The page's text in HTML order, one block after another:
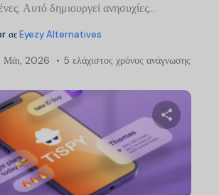
Αυτό δημιουργεί ανησυχίες...
σεEyezy Alternatives
Μάι, 2026 5 ελάχιστος χρόνος ανάγνωσης